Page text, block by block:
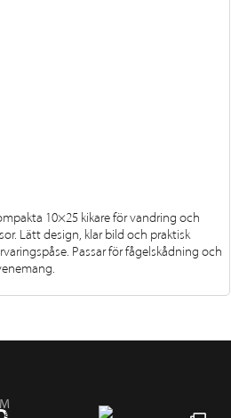
10×25 kikare för vandring och
Lätt design, klar bild och praktisk
Passar för fågelskådning och